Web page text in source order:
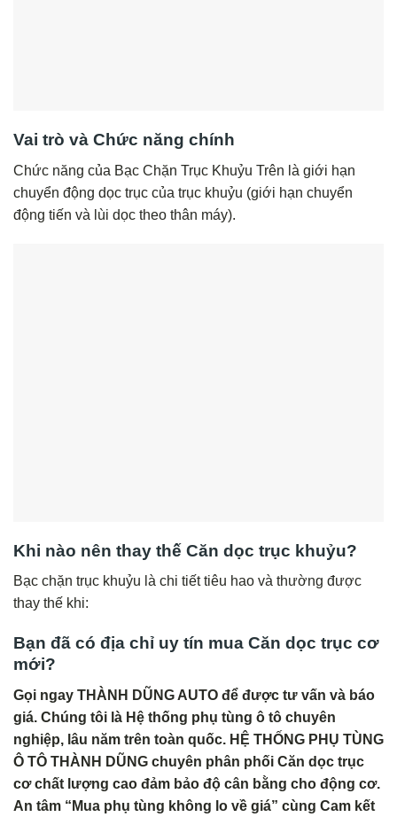
Vai trò và Chức năng chính
Chức năng của Bạc Chặn Trục Khuỷu Trên là giới hạn
chuyển động dọc trục của trục khuỷu (giới hạn chuyển
động tiến và lùi dọc theo thân máy).
Khi nào nên thay thế Căn dọc trục khuỷu?
Bạc chặn trục khuỷu là chi tiết tiêu hao và thường được
thay thế khi:
Bạn đã có địa chỉ uy tín mua Căn dọc trục cơ
mới?
Gọi ngay THÀNH DŨNG AUTO để được tư vấn và báo
giá. Chúng tôi là Hệ thống phụ tùng ô tô chuyên
nghiệp, lâu năm trên toàn quốc. HỆ THỐNG PHỤ TÙNG
Ô TÔ THÀNH DŨNG chuyên phân phối Căn dọc trục
cơ chất lượng cao đảm bảo độ cân bằng cho động cơ.
An tâm “Mua phụ tùng không lo về giá” cùng Cam kết